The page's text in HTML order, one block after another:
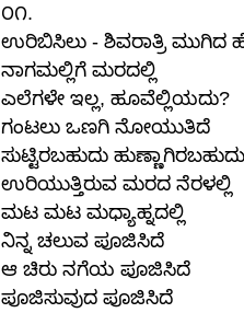
೦೧.
ಉರಿಬಿಸಿಲು- ಶಿವರಾತ್ರಿ ಮುಗಿದ
ನಾಗಮಲ್ಲಿಗೆ ಮರದಲ್ಲಿ
ಎಲೆಗಳೇ ಇಲ್ಲ, ಹೂವೆಲ್ಲಿಯದು?
ಗಂಟಲು ಒಣಗಿ ನೋಯುತಿದೆ
ಸುಟ್ಟಿರಬಹುದು ಹುಣ್ಣಾಗಿರಬಹುದು
ಉರಿಯುತ್ತಿರುವ ಮರದ ನೆರಳಲ್ಲಿ
ಮಟ ಮಟ ಮಧ್ಯಾಹ್ನದಲ್ಲಿ
ನಿನ್ನ ಚಲುವ ಪೂಜಿಸಿದೆ
ಆ ಚಿರು ನಗೆಯ ಪೂಜಿಸಿದೆ
ಪೂಜಿಸುವುದ ಪೂಜಿಸಿದೆ